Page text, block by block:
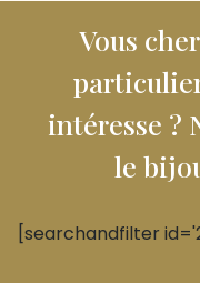
Vous
intéresse ?
le
[searchandfilter